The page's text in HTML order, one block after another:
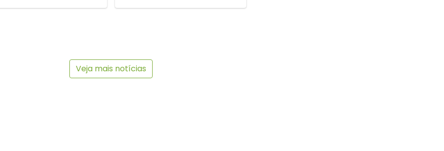
Veja mais notícias